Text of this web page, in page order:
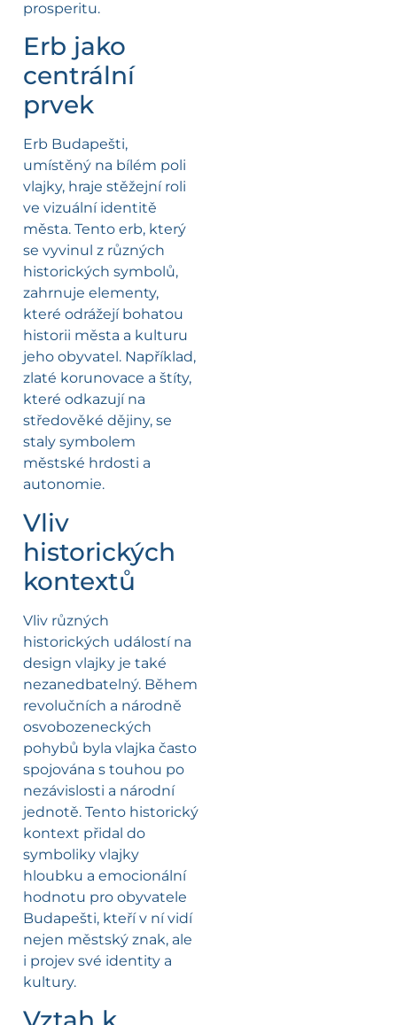
prosperitu.
Erb jako
centrální
prvek
Erb Budapešti,
umístěný na bílém poli
vlajky, hraje stěžejní roli
ve vizuální identitě
města. Tento erb, který
se vyvinul z různých
historických symbolů,
zahrnuje elementy,
které odrážejí bohatou
historii města a kulturu
jeho obyvatel. Například,
zlaté korunovace a štíty,
které odkazují na
středověké dějiny, se
staly symbolem
městské hrdosti a
autonomie.
Vliv
historických
kontextů
Vliv různých
historických událostí na
design vlajky je také
nezanedbatelný. Během
revolučních a národně
osvobozeneckých
pohybů byla vlajka často
spojována s touhou po
nezávislosti a národní
jednotě. Tento historický
kontext přidal do
symboliky vlajky
hloubku a emocionální
hodnotu pro obyvatele
Budapešti, kteří v ní vidí
nejen městský znak, ale
i projev své identity a
kultury.